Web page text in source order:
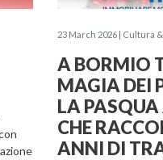
23 March 2026 | Cultura
A BORMIO
MAGIA DEI
LA
CHE
ANNI DI